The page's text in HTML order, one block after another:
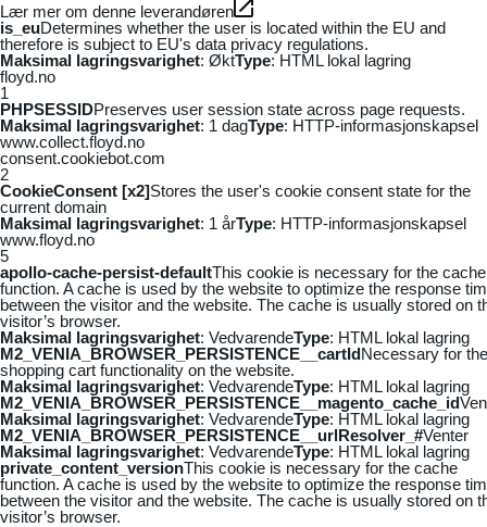
Lær mer om denne leverandøren
is_euDetermines whether the user is located within the EU and
therefore is subject to EU's data privacy regulations.
Maksimal lagringsvarighet: ØktType: HTML lokal lagring
floyd.no
1
PHPSESSIDPreserves user session state across page requests.
Maksimal lagringsvarighet: 1 dagType: HTTP-informasjonskapsel
www.collect.floyd.no
consent.cookiebot.com
2
CookieConsent [x2]Stores the user's cookie consent state for the
current domain
Maksimal lagringsvarighet: 1 årType: HTTP-informasjonskapsel
www.floyd.no
5
apollo-cache-persist-defaultThis cookie is necessary for the cache
function. A cache is used by the website to optimize the response
between the visitor and the website. The cache is usually stored on
visitor’s browser.
Maksimal lagringsvarighet: VedvarendeType: HTML lokal lagring
M2_VENIA_BROWSER_PERSISTENCE__cartIdNecessary for the
shopping cart functionality on the website.
Maksimal lagringsvarighet: VedvarendeType: HTML lokal lagring
M2_VENIA_BROWSER_PERSISTENCE__magento_cache_id
Maksimal lagringsvarighet: VedvarendeType: HTML lokal lagring
M2_VENIA_BROWSER_PERSISTENCE__urlResolver_#Venter
Maksimal lagringsvarighet: VedvarendeType: HTML lokal lagring
private_content_versionThis cookie is necessary for the cache
function. A cache is used by the website to optimize the response
between the visitor and the website. The cache is usually stored on
visitor’s browser.